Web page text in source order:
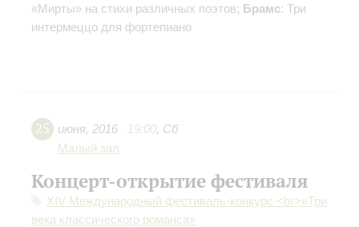
«Мирты» на стихи различных поэтов; Брамс: Три
интермеццо для фортепиано
25 июня, 2016 19:00, Сб
Малый зал
Концерт-открытие фестиваля
XIV Международный фестиваль-конкурс <br>«Три
века классического романса»